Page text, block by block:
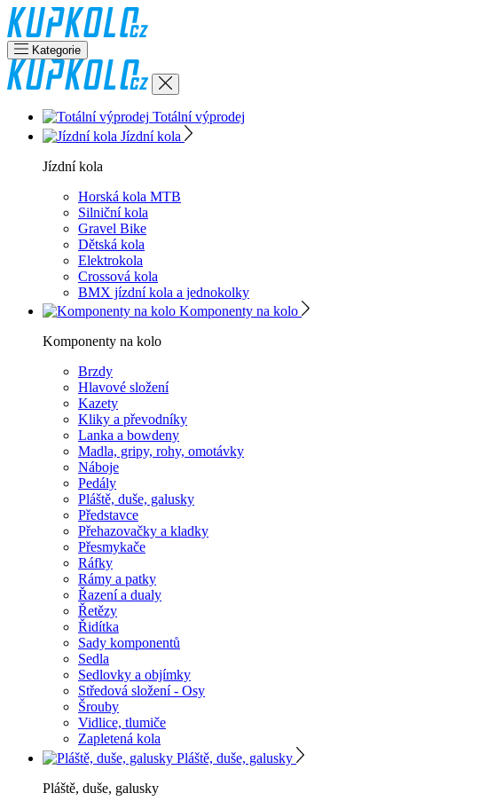
Kategorie
Totální výprodej
Jízdní kola
Jízdní kola
Horská kola MTB
Silniční kola
Gravel Bike
Dětská kola
Elektrokola
Crossová kola
BMX jízdní kola a jednokolky
Komponenty na kolo
Komponenty na kolo
Brzdy
Hlavové složení
Kazety
Kliky a převodníky
Lanka a bowdeny
Madla, gripy, rohy, omotávky
Náboje
Pedály
Pláště, duše, galusky
Představce
Přehazovačky a kladky
Přesmykače
Ráfky
Rámy a patky
Řazení a dualy
Řetězy
Řidítka
Sady komponentů
Sedla
Sedlovky a objímky
Středová složení - Osy
Šrouby
Vidlice, tlumiče
Zapletená kola
Pláště, duše, galusky
Pláště, duše, galusky